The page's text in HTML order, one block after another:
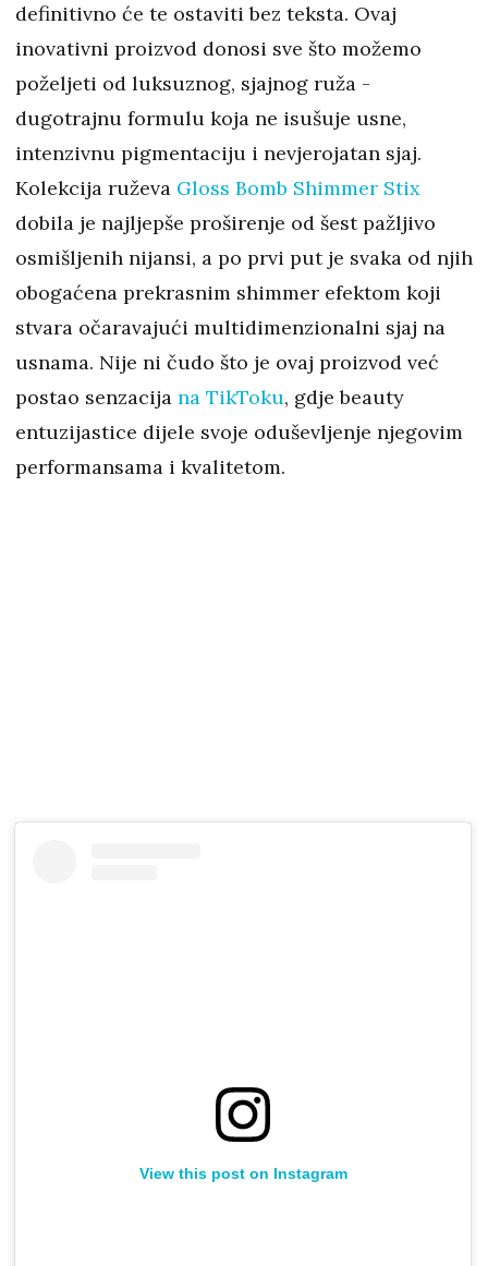
definitivno će te ostaviti bez teksta. Ovaj
inovativni proizvod donosi sve što možemo
poželjeti od luksuznog, sjajnog ruža -
dugotrajnu formulu koja ne isušuje usne,
intenzivnu pigmentaciju i nevjerojatan sjaj.
Kolekcija ruževa Gloss Bomb Shimmer Stix
dobila je najljepše proširenje od šest pažljivo
osmišljenih nijansi, a po prvi put je svaka od njih
obogaćena prekrasnim shimmer efektom koji
stvara očaravajući multidimenzionalni sjaj na
usnama. Nije ni čudo što je ovaj proizvod već
postao senzacija na TikToku, gdje beauty
entuzijastice dijele svoje oduševljenje njegovim
performansama i kvalitetom.
View this post on Instagram